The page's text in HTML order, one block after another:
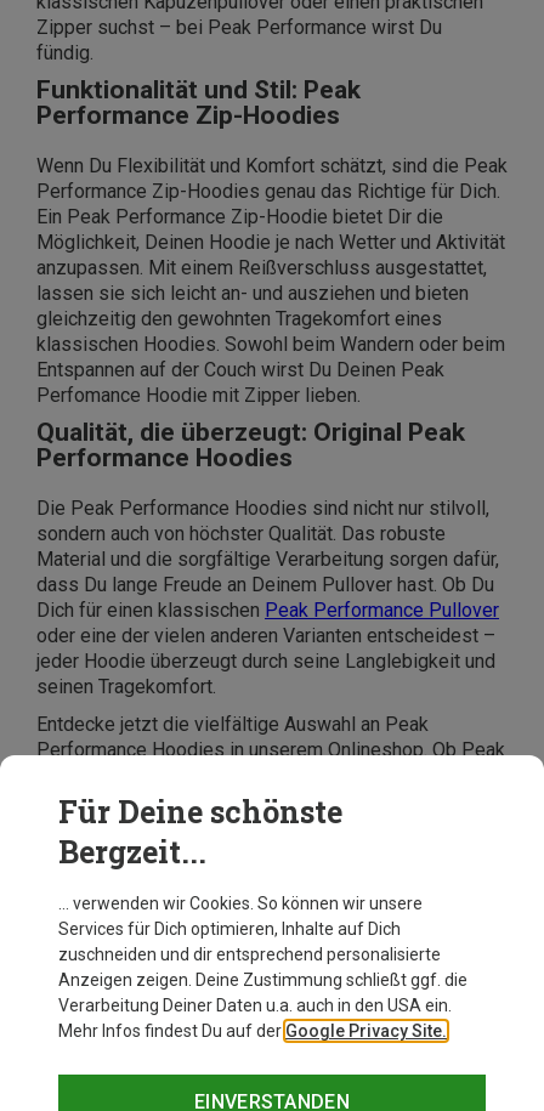
Zipper suchst – bei Peak Performance wirst Du
fündig.
Funktionalität und Stil: Peak
Performance Zip-Hoodies
Wenn Du Flexibilität und Komfort schätzt, sind die Peak
Performance Zip-Hoodies genau das Richtige für Dich.
Ein Peak Performance Zip-Hoodie bietet Dir die
Möglichkeit, Deinen Hoodie je nach Wetter und Aktivität
anzupassen. Mit einem Reißverschluss ausgestattet,
lassen sie sich leicht an- und ausziehen und bieten
gleichzeitig den gewohnten Tragekomfort eines
klassischen Hoodies. Sowohl beim Wandern oder beim
Entspannen auf der Couch wirst Du Deinen Peak
Perfomance Hoodie mit Zipper lieben.
Qualität, die überzeugt: Original Peak
Performance Hoodies
Die Peak Performance Hoodies sind nicht nur stilvoll,
sondern auch von höchster Qualität. Das robuste
Material und die sorgfältige Verarbeitung sorgen dafür,
dass Du lange Freude an Deinem Pullover hast. Ob Du
Dich für einen klassischen Peak Performance Pullover
oder eine der vielen anderen Varianten entscheidest –
jeder Hoodie überzeugt durch seine Langlebigkeit und
seinen Tragekomfort.
Entdecke jetzt die vielfältige Auswahl an Peak
Performance Hoodies in unserem Onlineshop. Ob Peak
klassische Pullover von Peak Performance – hier
findest Du garantiert das passende Modell für Deinen
Stil. Hol Dir Deinen neuen Lieblingshoodie und genieße
den perfekten Mix aus Komfort und Design!
Für Deine schönste
Bergzeit...
… verwenden wir Cookies. So können wir unsere
Services für Dich optimieren, Inhalte auf Dich
zuschneiden und dir entsprechend personalisierte
Anzeigen zeigen. Deine Zustimmung schließt ggf. die
Verarbeitung Deiner Daten u.a. auch in den USA ein.
Mehr Infos findest Du auf der Google Privacy Site.
EINVERSTANDEN